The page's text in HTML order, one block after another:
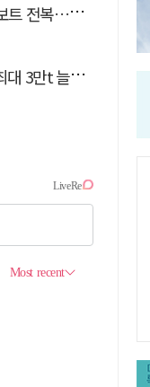
…2명 숨져
t 늘려달라"